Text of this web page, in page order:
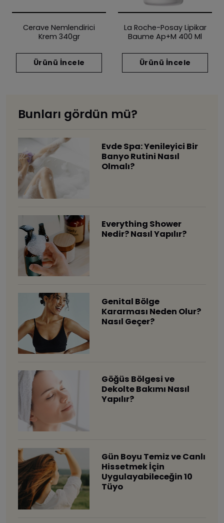
Cerave Nemlendirici
Krem 340gr
Ürünü İncele
La Roche-Posay Lipikar
Baume Ap+m 400 Ml
Ürünü İncele
Bunları gördün mü?
Evde Spa: Yenileyici Bir
Banyo Rutini Nasıl
Olmalı?
Everything Shower
Nedir? Nasıl Yapılır?
Genital Bölge
Kararması Neden Olur?
Nasıl Geçer?
Göğüs Bölgesi ve
Dekolte Bakımı Nasıl
Yapılır?
Gün Boyu Temiz ve Canlı
Hissetmek İçin
Uygulayabileceğin 10
Tüyo